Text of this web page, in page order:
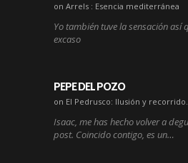
on Arrels : Esencia mediterránea
Yo también tuve la sensación así
excaso
PEPE DEL POZO
on El Pedrusco: Ilusión y recorrido.
Isaac, me has hecho volver a
post. Coincido contigo, es un…